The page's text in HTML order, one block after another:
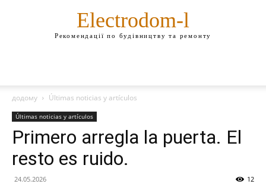
Electrodom-l
Рекомендації по будівництву та ремонту
додому Últimas noticias y artículos
Últimas noticias y artículos
Primero arregla la puerta. El
resto es ruido.
24.05.2026 12